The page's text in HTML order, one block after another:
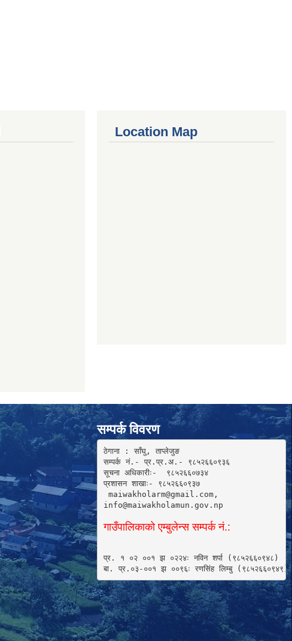
Location Map
सम्पर्क विवरण
ठेगाना : साँघु, ताप्लेजुङ
सम्पर्क नं.- प्र.प्र.अ.- ९८५२६६०९३६
सूचना अधिकारीः-  ९८५२६६०७३४
प्रशासन शाखाः- ९८५२६६०९३७
maiwakholarm@gmail.com,
info@maiwakholamun.gov.np
गाउँपालिकाको एम्बुलेन्स सम्पर्क नं.:
प्र. १ ०२ ००१ झ ०२२४ः नविन शर्पा (९८५२६६०९४८)
बा. प्र.०३-००१ झ ००९६ः रणसिंह लिम्बु (९८५२६६०९४९)